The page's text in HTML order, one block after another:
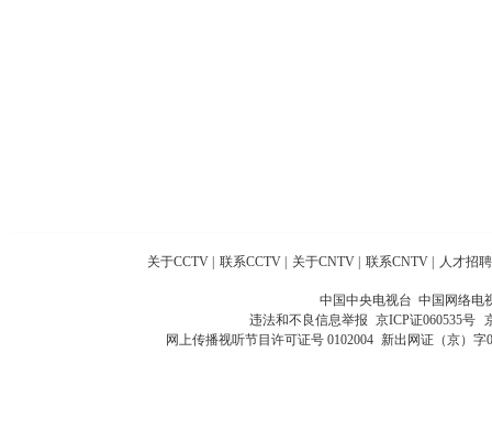
关于CCTV 联系CCTV 关于CNTV 联系CNTV 人才招聘
中国中央电视台 中国网络电
违法和不良信息举报 京ICP证060535号
网上传播视听节目许可证号 0102004 新出网证（京）